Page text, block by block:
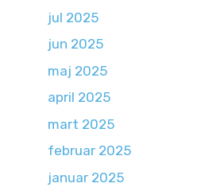
jul 2025
jun 2025
maj 2025
april 2025
mart 2025
februar 2025
januar 2025